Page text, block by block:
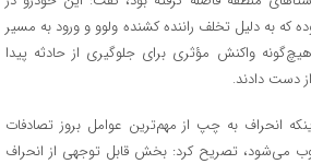
که به دلیل تخلف راننده کشنده ولوو و ورود به مسیر
واکنش مؤثری برای جلوگیری از حادثه پیدا
دست دادند.
انحراف به چپ از مهم‌ترین عوامل بروز تصادفات
می‌شود، تصریح کرد: بخش قابل توجهی از انحراف